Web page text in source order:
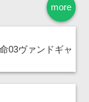
more
03ヴァンドギャ